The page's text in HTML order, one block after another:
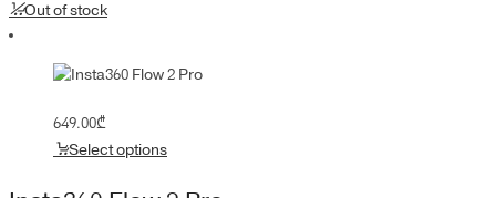
Out of stock
649.00₾
Select options